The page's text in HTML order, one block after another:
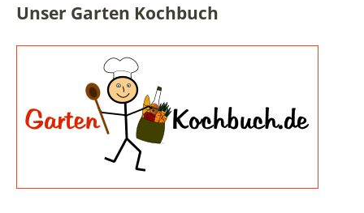
Unser Garten Kochbuch